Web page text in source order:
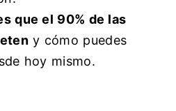
que el 90% de las
y cómo puedes
hoy mismo.